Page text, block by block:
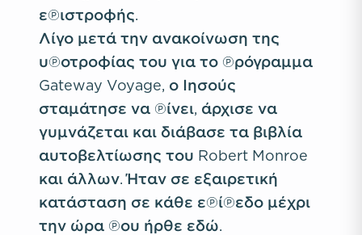
επιστροφής.
Λίγο μετά την ανακοίνωση της
υποτροφίας του για το πρόγραμμα
Gateway Voyage, ο Ιησούς
σταμάτησε να πίνει, άρχισε να
γυμνάζεται και διάβασε τα βιβλία
αυτοβελτίωσης του Robert Monroe
και άλλων. Ήταν σε εξαιρετική
κατάσταση σε κάθε επίπεδο μέχρι
την ώρα που ήρθε εδώ.